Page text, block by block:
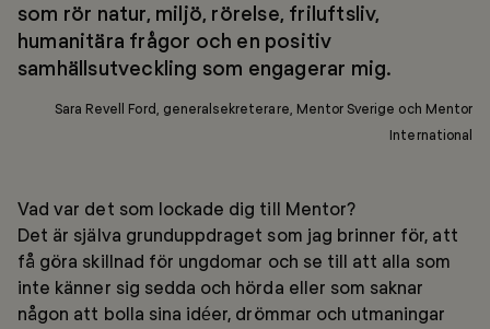
som rör natur, miljö, rörelse, friluftsliv,
humanitära frågor och en positiv
samhällsutveckling som engagerar mig.
Sara Revell Ford, generalsekreterare, Mentor Sverige och Mentor
International
Vad var det som lockade dig till Mentor?
Det är själva grunduppdraget som jag brinner för, att
få göra skillnad för ungdomar och se till att alla som
inte känner sig sedda och hörda eller som saknar
någon att bolla sina idéer, drömmar och utmaningar